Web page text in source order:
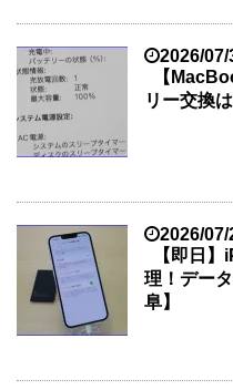
2026/07/
【
リー交換
2026/07/
【即日
理！デー
阜】